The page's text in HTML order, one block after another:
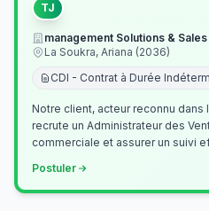
TJ
management Solutions &
La Soukra, Ariana (2036)
CDI - Contrat à Durée
Notre client, acteur reconnu
recrute un Administrateur des
commerciale et assurer un suivi
Postuler